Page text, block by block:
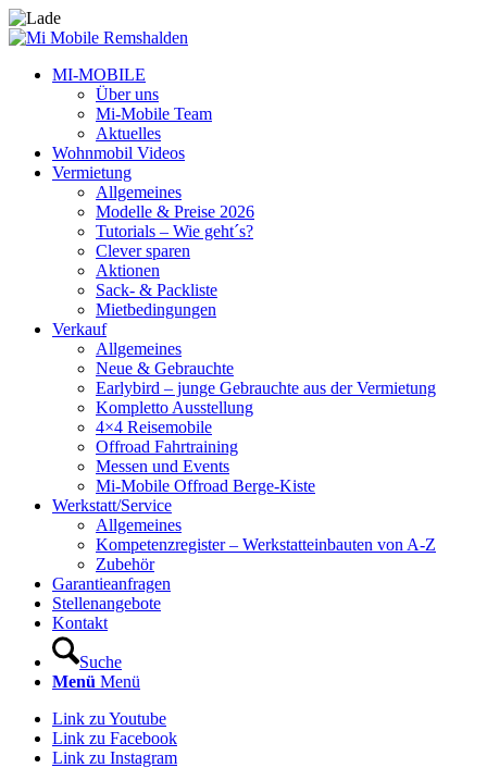
MI-MOBILE
Über uns
Mi-Mobile Team
Aktuelles
Wohnmobil Videos
Vermietung
Allgemeines
Modelle & Preise 2026
Tutorials – Wie geht´s?
Clever sparen
Aktionen
Sack- & Packliste
Mietbedingungen
Verkauf
Allgemeines
Neue & Gebrauchte
Earlybird – junge Gebrauchte aus der Vermietung
Kompletto Ausstellung
4×4 Reisemobile
Offroad Fahrtraining
Messen und Events
Mi-Mobile Offroad Berge-Kiste
Werkstatt/Service
Allgemeines
Kompetenzregister – Werkstatteinbauten von A-Z
Zubehör
Garantieanfragen
Stellenangebote
Kontakt
Suche
Menü Menü
Link zu Youtube
Link zu Facebook
Link zu Instagram